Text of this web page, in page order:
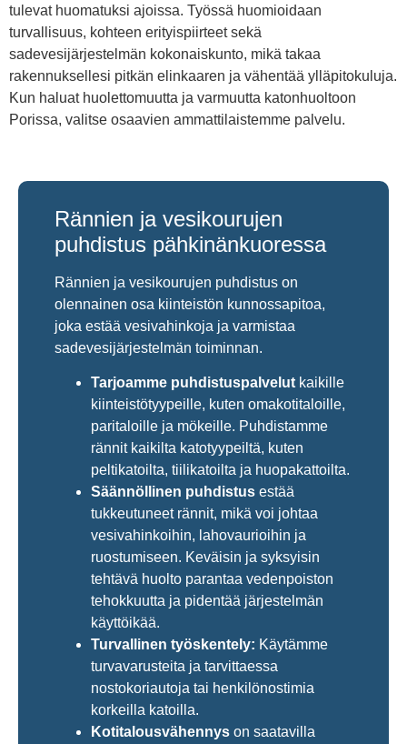
tulevat huomatuksi ajoissa. Työssä huomioidaan
turvallisuus, kohteen erityispiirteet sekä
sadevesijärjestelmän kokonaiskunto, mikä takaa
rakennuksellesi pitkän elinkaaren ja vähentää ylläpitokuluja.
Kun haluat huolettomuutta ja varmuutta katonhuoltoon
Porissa, valitse osaavien ammattilaistemme palvelu.
Rännien ja vesikourujen
puhdistus pähkinänkuoressa
Rännien ja vesikourujen puhdistus on
olennainen osa kiinteistön kunnossapitoa,
joka estää vesivahinkoja ja varmistaa
sadevesijärjestelmän toiminnan.
Tarjoamme puhdistuspalvelut kaikille
kiinteistötyypeille, kuten omakotitaloille,
paritaloille ja mökeille. Puhdistamme
rännit kaikilta katotyypeiltä, kuten
peltikatoilta, tiilikatoilta ja huopakattoilta.
Säännöllinen puhdistus estää
tukkeutuneet rännit, mikä voi johtaa
vesivahinkoihin, lahovaurioihin ja
ruostumiseen. Keväisin ja syksyisin
tehtävä huolto parantaa vedenpoiston
tehokkuutta ja pidentää järjestelmän
käyttöikää.
Turvallinen työskentely: Käytämme
turvavarusteita ja tarvittaessa
nostokoriautoja tai henkilönostimia
korkeilla katoilla.
Kotitalousvähennys on saatavilla